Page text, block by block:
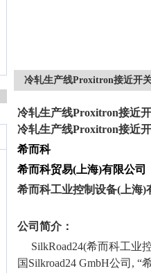
冷轧生产线Proxitron接近开
冷轧生产线Proxitron接近
冷轧生产线Proxitron接近
希而科
希而科贸易( 上海)有限公司
希而科工业控制设备( 上海)
公司简介：
SilkRoad24(希而科工业
国 Silkroad24 GmbH公司 , “